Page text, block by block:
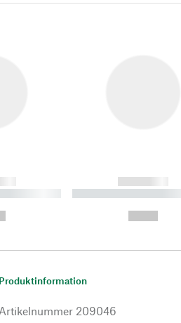
----------
------------
----------- -----------
Produktinformation
Artikelnummer 209046